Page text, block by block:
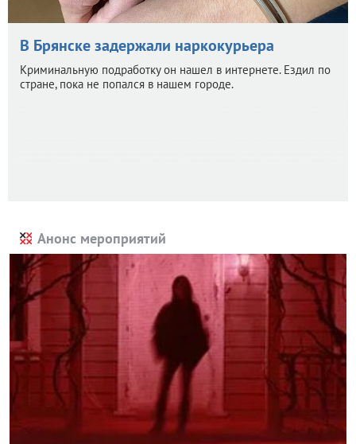
В Брянске задержали наркокурьера
Криминальную подработку он нашел в интернете. Ездил по
стране, пока не попался в нашем городе.
Анонс мероприятий